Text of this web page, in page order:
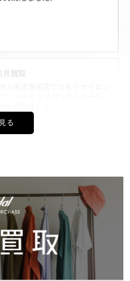
買取
ル名古屋栄店でコモリ パンツ
を買取致しました。